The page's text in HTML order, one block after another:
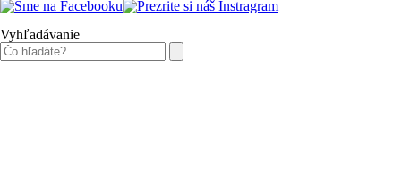
Vyhľadávanie